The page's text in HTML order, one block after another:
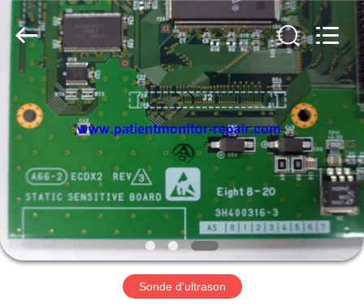
À
LA
MAISON
PRODUITS
VIDÉOS
Guangzhou
YIGU
Medical
Equipment
Service
Rights
Reserved.
Sonde d'ultrason